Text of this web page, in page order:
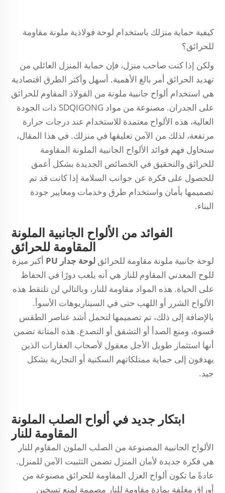
كيفية حماية منزلك باستخدام لوحة فولاذية ملونة مقاومة
للحرائق؟
ولكن إذا كنت صاحب منزل، فإن حماية المنزل العائلي من
تهديد الحرائق أمر بالغ الأهمية. أسهل وأكثر الطرق اقتصادية
هي استخدام ألواح جانبية ملونة من الفولاذ المقاوم للحرائق
على الجدران. مصنوعة من مواد SDQIGONG ذات الجودة
العالية، هذه الألواح معتمدة للاستخدام عند درجات حرارة
مرتفعة، لذلك من الآمن تعليقها في منزلك. في هذا المقال،
سنحاول فهم فوائد الألواح الجانبية الملونة المقاومة
للحرائق والتحقيق في الخصائص الجديدة بشكل أعمق
للحصول على فكرة عن جوانب السلامة إذا كانت قد تم
تصميمها بأمان واستخدام طرق وخدمات ومعايير جودة
البناء.
الفوائد من الألواح الجانبية الملونة
المقاومة للحرائق
لوحة جانبية ملونة مقاومة للحرائق لوحة جدار PU
أكبر ميزة
للوح المعدني المقاوم للنار هي أنه يلعب دورًا في الحفاظ
على الحياة. هذه المواد مقاومة للنار، وبالتالي لن تلتقط هذه
الألواح الشرر أو اللهب حتى في السيناريوهات الأسوأ.
بالإضافة إلى ذلك، تم تصميمها لتحمل أشد عناصر الطقس
قسوة، ومنع الصدأ أو التشقق أو التصدع. هذه المتانة تضمن
أنها استثمار طويل الأجل معقول لأصحاب العقارات الذين
يهدفون إلى حماية ممتلكاتهم السكنية أو التجارية بشكل
جيد.
ابتكار جديد في ألواح الصلب الملونة
المقاومة للنار
الألواح الجانبية المصنوعة من الصلب الملون المقاوم للنار
هي فكرة جديدة لأمان المنزل تضمن التثبيت الآمن للمنزل.
عادةً ما تكون ألواح العزل المقاومة للحرائق مصنوعة من
أوراق مغلفة بمادة مقاومة للنار مصممة لمنع تسخين